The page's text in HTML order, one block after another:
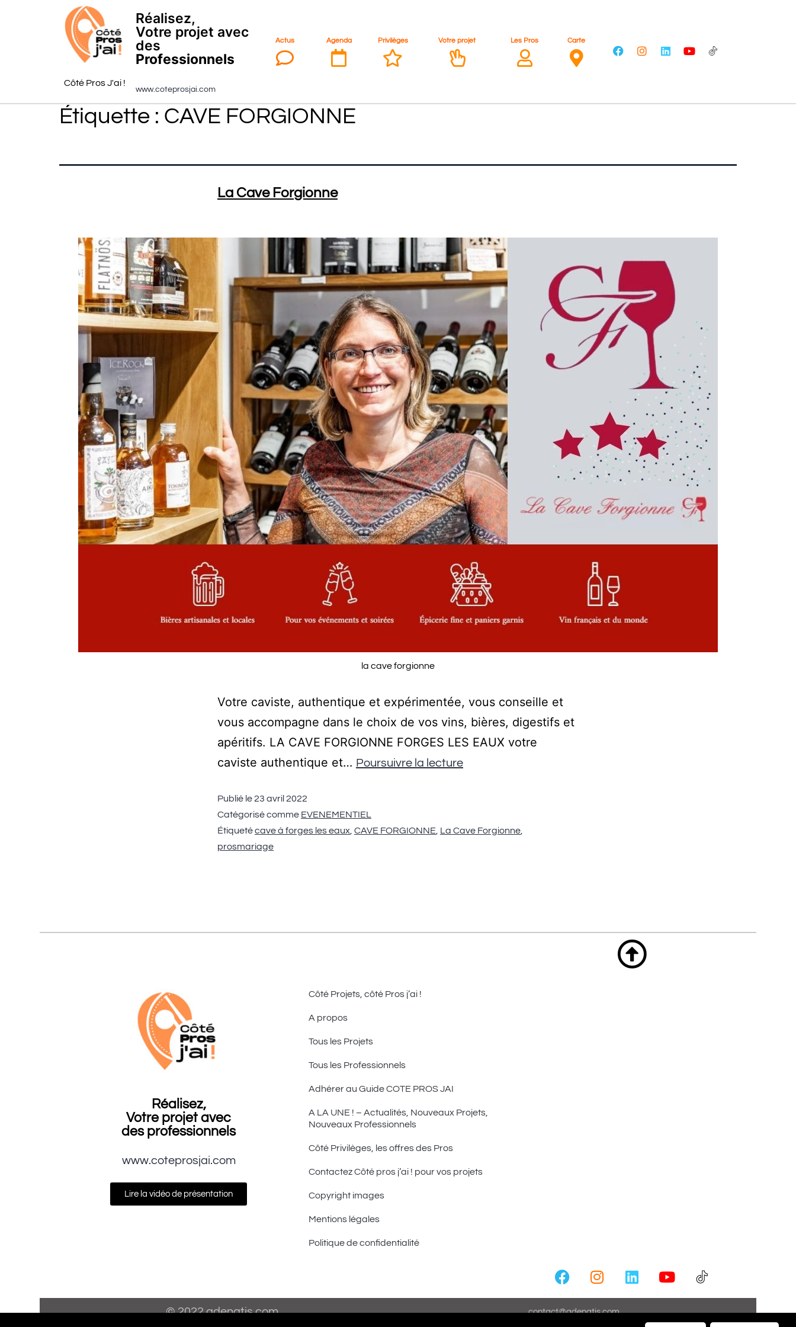
Côté Pros J'ai !
Réalisez,
Votre projet avec
des
Professionnels
www.coteprosjai.com
Actus Agenda Privilèges Votre projet Les Pros Carte
Étiquette : CAVE FORGIONNE
La Cave Forgionne
la cave forgionne
Votre caviste, authentique et expérimentée, vous conseille et
vous accompagne dans le choix de vos vins, bières, digestifs et
apéritifs. LA CAVE FORGIONNE FORGES LES EAUX votre
caviste authentique et… Poursuivre la lecture
Publié le23 avril 2022
Catégorisé comme EVENEMENTIEL
Étiquetécave à forges les eaux CAVE FORGIONNE La Cave Forgionne
prosmariage
Réalisez,
Votre projet avec
des professionnels
www.coteprosjai.com
Lire la vidéo de présentation
Côté Projets, côté Pros j’ai !
A propos
Tous les Projets
Tous les Professionnels
Adhérer au Guide COTE PROS JAI
A LA UNE ! – Actualités, Nouveaux Projets,
Nouveaux Professionnels
Côté Privilèges, les offres des Pros
Contactez Côté pros j’ai ! pour vos projets
Copyright images
Mentions légales
Politique de confidentialité
© 2022 adenatis.com contact@adenatis.com